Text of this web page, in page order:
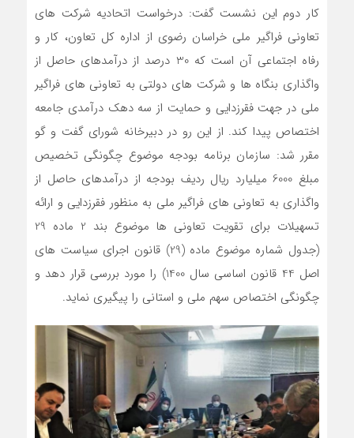
کار دوم این نشست گفت: درخواست اتحادیه شرکت های
تعاونی فراگیر ملی خراسان رضوی از اداره کل تعاون، کار و
رفاه اجتماعی آن است که 30 درصد از درآمدهای حاصل از
واگذاری بنگاه ها و شرکت های دولتی به تعاونی های فراگیر
ملی در جهت فقرزدایی و حمایت از سه دهک درآمدی جامعه
اختصاص پیدا کند. از این رو در دبیرخانه شورای گفت و گو
مقرر شد: سازمان برنامه بودجه موضوع چگونگی تخصیص
مبلغ 6000 میلیارد ریال ردیف بودجه از درآمدهای حاصل از
واگذاری به تعاونی های فراگیر ملی به منظور فقرزدایی و ارائه
تسهیلات برای تقویت تعاونی ها موضوع بند 2 ماده 29
(جدول شماره موضوع ماده (29) قانون اجرای سیاست های
اصل 44 قانون اساسی سال 1400) را مورد بررسی قرار دهد و
چگونگی اختصاص سهم ملی و استانی را پیگیری نماید.